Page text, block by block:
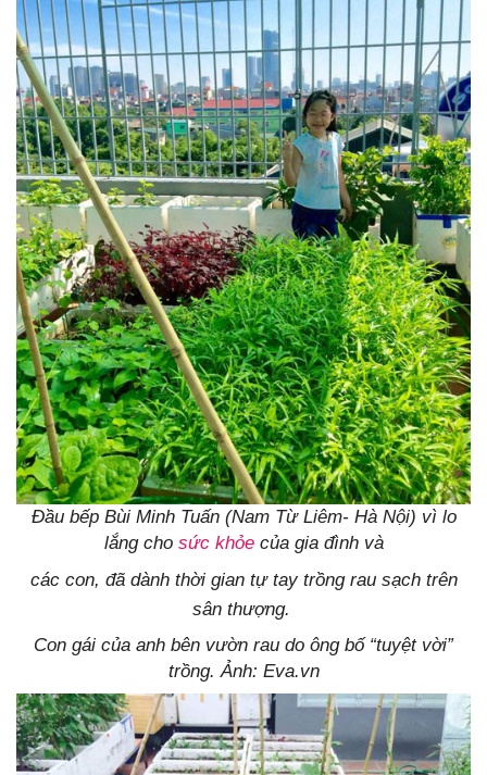
Đầu bếp Bùi Minh Tuấn (Nam Từ Liêm- Hà Nội) vì lo
lắng cho sức khỏecủa gia đình và
các con, đã dành thời gian tự tay trồng rau sạch trên
sân thượng.
Con gái của anh bên vườn rau do ông bố “tuyệt vời”
trồng. Ảnh: Eva.vn